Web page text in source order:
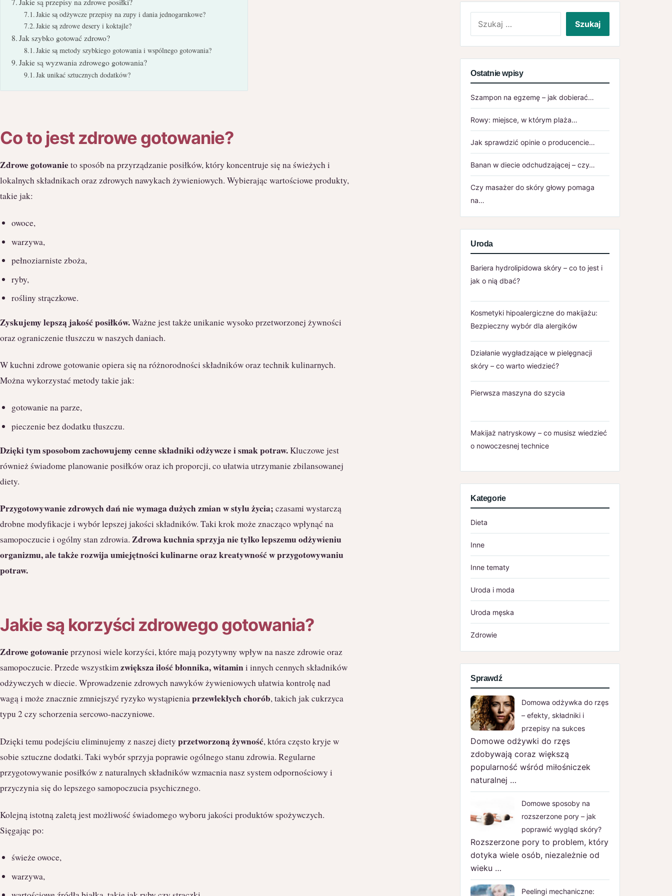
Jakie są odżywcze przepisy na zupy i dania jednogarnkowe?
Jakie są zdrowe desery i koktajle?
Jak szybko gotować zdrowo?
Jakie są metody szybkiego gotowania i wspólnego gotowania?
Jakie są wyzwania zdrowego gotowania?
Jak unikać sztucznych dodatków?
Co to jest zdrowe gotowanie?
Zdrowe gotowanieto sposób na przyrządzanie posiłków, który koncentruje się na świeżych i
lokalnych składnikach oraz zdrowych nawykach żywieniowych. Wybierając wartościowe produkty,
takie jak:
owoce,
warzywa,
pełnoziarniste zboża,
ryby,
rośliny strączkowe.
Zyskujemy lepszą jakość posiłków.Ważne jest także unikanie wysoko przetworzonej żywności
oraz ograniczenie tłuszczu w naszych daniach.
W kuchni zdrowe gotowanie opiera się na różnorodności składników oraz technik kulinarnych.
Można wykorzystać metody takie jak:
gotowanie na parze,
pieczenie bez dodatku tłuszczu.
Dzięki tym sposobom zachowujemy cenne składniki odżywcze i smak potraw.Kluczowe jest
również świadome planowanie posiłków oraz ich proporcji, co ułatwia utrzymanie zbilansowanej
diety.
Przygotowywanie zdrowych dań nie wymaga dużych zmian w stylu życia; czasami wystarczą
drobne modyfikacje i wybór lepszej jakości składników. Taki krok może znacząco wpłynąć na
samopoczucie i ogólny stan zdrowia. Zdrowa kuchnia sprzyja nie tylko lepszemu odżywieniu
organizmu, ale także rozwija umiejętności kulinarne oraz kreatywność w przygotowywaniu
potraw.
Jakie są korzyści zdrowego gotowania?
Zdrowe gotowanieprzynosi wiele korzyści, które mają pozytywny wpływ na nasze zdrowie oraz
samopoczucie. Przede wszystkimzwiększa ilość błonnika, witamini innych cennych składników
odżywczych w diecie. Wprowadzenie zdrowych nawyków żywieniowych ułatwia kontrolę nad
wagą i może znacznie zmniejszyć ryzyko wystąpieniaprzewlekłych chorób, takich jak cukrzyca
typu 2 czy schorzenia sercowo-naczyniowe.
Dzięki temu podejściu eliminujemy z naszej diety przetworzoną żywność, która często kryje w
sobie sztuczne dodatki. Taki wybór sprzyja poprawie ogólnego stanu zdrowia. Regularne
przygotowywanie posiłków z naturalnych składników wzmacnia nasz system odpornościowy i
przyczynia się do lepszego samopoczucia psychicznego.
Kolejną istotną zaletą jest możliwość świadomego wyboru jakości produktów spożywczych.
Sięgając po:
świeże owoce,
warzywa,
Ostatnie wpisy
Szampon na egzemę – jak dobierać…
Rowy: miejsce, w którym plaża…
Jak sprawdzić opinie o producencie…
Banan w diecie odchudzającej – czy…
Czy masażer do skóry głowy pomaga
na…
Uroda
Bariera hydrolipidowa skóry – co to jest i
jak o nią dbać?
Kosmetyki hipoalergiczne do makijażu:
Bezpieczny wybór dla alergików
Działanie wygładzające w pielęgnacji
skóry – co warto wiedzieć?
Pierwsza maszyna do szycia
Makijaż natryskowy – co musisz wiedzieć
o nowoczesnej technice
Kategorie
Dieta
Inne
Inne tematy
Uroda i moda
Uroda męska
Zdrowie
Sprawdź
Domowa odżywka do rzęs
– efekty, składniki i
przepisy na sukces
Domowe odżywki do rzęs
zdobywają coraz większą
popularność wśród miłośniczek
naturalnej …
Domowe sposoby na
rozszerzone pory – jak
poprawić wygląd skóry?
Rozszerzone pory to problem, który
dotyka wiele osób, niezależnie od
wieku …
Peelingi mechaniczne: